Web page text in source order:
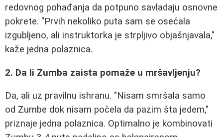
redovnog pohađanja da potpuno savladaju osnovne
pokrete. "Prvih nekoliko puta sam se osećala
izgubljeno, ali instruktorka je strpljivo objašnjavala,"
kaže jedna polaznica.
2. Da li Zumba zaista pomaže u mršavljenju?
Da, ali uz pravilnu ishranu. "Nisam smršala samo
od Zumbe dok nisam počela da pazim šta jedem,"
priznaje jedna polaznica. Optimalno je kombinovati